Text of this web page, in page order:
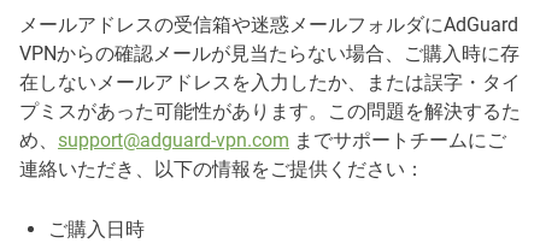
メールアドレスの受信箱や迷惑メールフォルダにAdGuard
VPNからの確認メールが見当たらない場合、ご購入時に存
在しないメールアドレスを入力したか、または誤字・タイ
プミスがあった可能性があります。この問題を解決するた
め、 support@adguard-vpn.com までサポートチームにご
連絡いただき、以下の情報をご提供ください：
ご購入日時